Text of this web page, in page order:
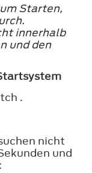
Starten,
innerhalb
und den
.
nicht
und